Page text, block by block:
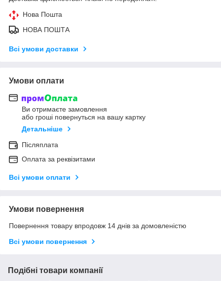
Нова Пошта
НОВА ПОШТА
Всі умови доставки
Умови оплати
Ви отримаєте замовлення
або гроші повернуться на вашу картку
Детальніше
Післяплата
Оплата за реквізитами
Всі умови оплати
Умови повернення
Повернення товару впродовж 14 днів за домовленістю
Всі умови повернення
Подібні товари компанії